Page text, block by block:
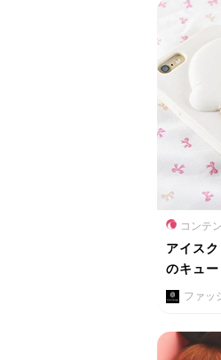
コンテ
アイス
のキュ
ファッ